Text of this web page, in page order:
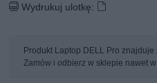
Wydrukuj ulotkę:
Produkt Laptop DELL Pro znajduje
Zamów i odbierz w sklepie nawet w